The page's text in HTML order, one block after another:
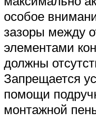
особое
зазоры между
элементами
должны
Запрещается
помощи
монтажной